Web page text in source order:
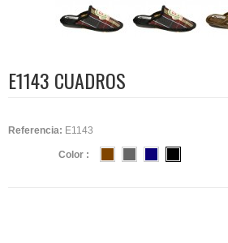
E1143 CUADROS
Referencia: E1143
Color :